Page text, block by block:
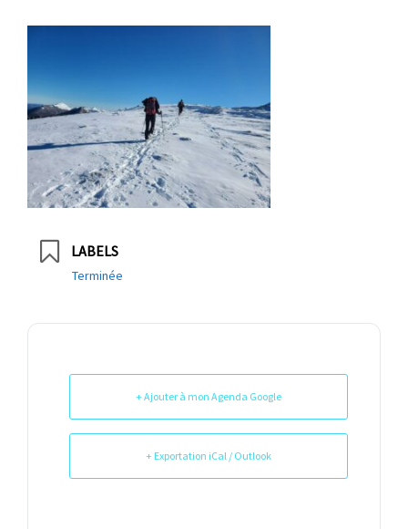
LABELS
Terminée
+ Ajouter à mon Agenda Google
+ Exportation iCal / Outlook